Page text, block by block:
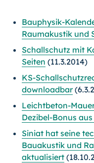
Bauphysik-
Raumakustik und
Schallschutz mit
Seiten (11.3.2014)
KS-
downloadbar
Leichtbeton-
Dezibel-Bonus
Siniat hat seine
Bauakustik und
aktualisiert